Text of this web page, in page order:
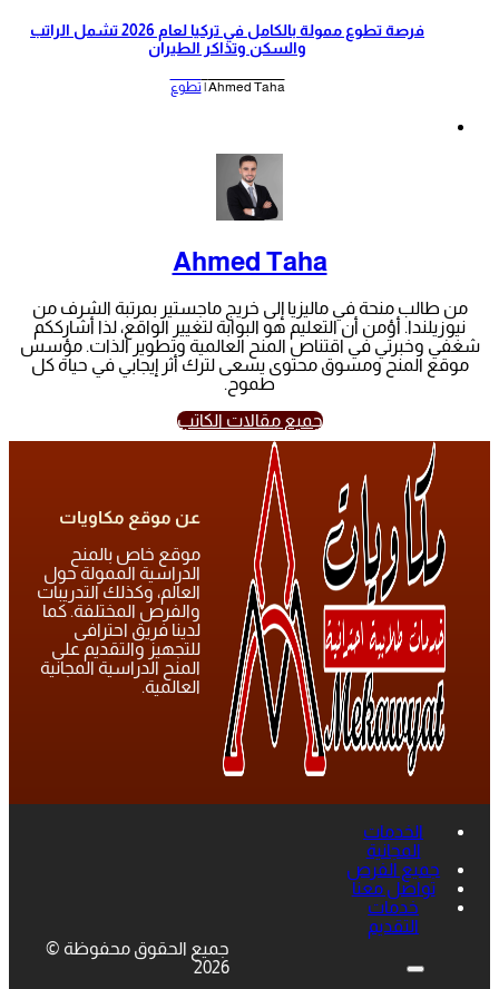
‫فرصة تطوع ممولة بالكامل في تركيا لعام 2026 تشمل الراتب
والسكن وتذاكر الطيران‬
Ahmed Taha | تطوع
Ahmed Taha
من طالب منحة في ماليزيا إلى خريج ماجستير بمرتبة الشرف من
نيوزيلندا. أؤمن أن التعليم هو البوابة لتغيير الواقع، لذا أشارككم
شغفي وخبرتي في اقتناص المنح العالمية وتطوير الذات. مؤسس
موقع المنح ومسوق محتوى يسعى لترك أثر إيجابي في حياة كل
طموح.
جميع مقالات الكاتب
عن موقع مكاويات
موقع خاص بالمنح
الدراسية الممولة حول
العالم، وكذلك التدريبات
والفرص المختلفة. كما
لدينا فريق احترافى
للتجهيز والتقديم على
المنح الدراسية المجانية
العالمية.
الخدمات
المجانية
جميع الفرص
تواصل معنا
خدمات
التقديم
جميع الحقوق محفوظة ©
2026